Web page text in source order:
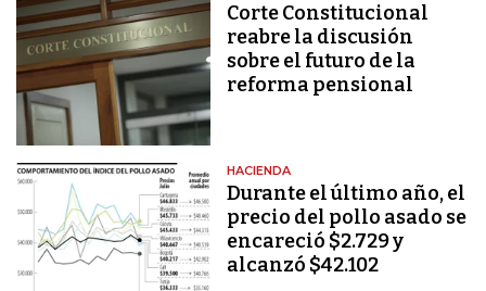
Corte Constitucional
reabre la discusión
sobre el futuro de la
reforma pensional
HACIENDA
Durante el último año, el
precio del pollo asado se
encareció $2.729 y
alcanzó $42.102